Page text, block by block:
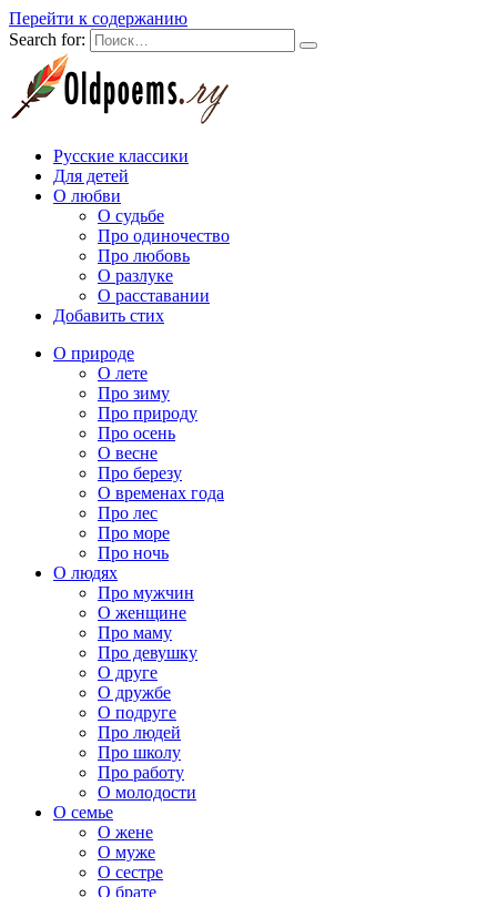
Перейти к содержанию
Search for:
Русские классики
Для детей
О любви
О судьбе
Про одиночество
Про любовь
О разлуке
О расставании
Добавить стих
О природе
О лете
Про зиму
Про природу
Про осень
О весне
Про березу
О временах года
Про лес
Про море
Про ночь
О людях
Про мужчин
О женщине
Про маму
Про девушку
О друге
О дружбе
О подруге
Про людей
Про школу
Про работу
О молодости
О семье
О жене
О муже
О сестре
О брате